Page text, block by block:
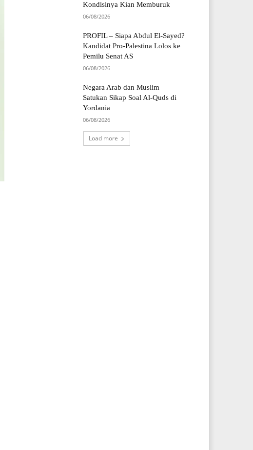
Kondisinya Kian Memburuk
06/08/2026
PROFIL – Siapa Abdul El-Sayed?
Kandidat Pro-Palestina Lolos ke
Pemilu Senat AS
06/08/2026
Negara Arab dan Muslim
Satukan Sikap Soal Al-Quds di
Yordania
06/08/2026
Load more